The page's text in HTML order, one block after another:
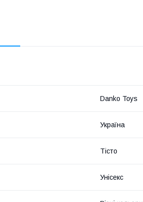
Danko Toys
Україна
Тісто
Унісекс